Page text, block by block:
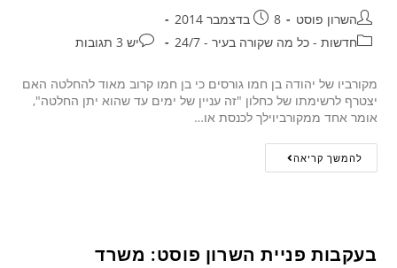
השרון פוסט
8 בדצמבר 2014
חדשות - כל מה שקורה בעיר - 24/7
יש 3 תגובות
מקורביו של יהודה בן חמו גורסים כי בן חמו קרוב מאוד להחלטה האם
יצטרף לרשימתו של כחלון "זה עניין של ימים עד שהוא יתן החלטה",
אומר אחד ממקורביוילך לכנסת או…
להמשך קריאה
בעקבות פניית השרון פוסט: משרד